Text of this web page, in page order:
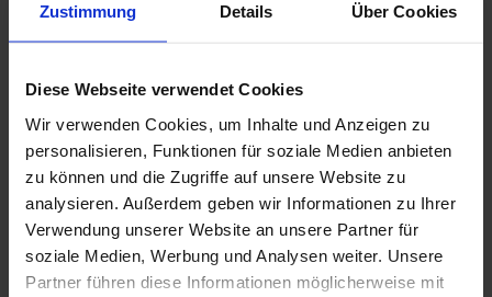
Zustimmung Details Über Cookies
Diese Webseite verwendet Cookies
Wir verwenden Cookies, um Inhalte und Anzeigen zu
personalisieren, Funktionen für soziale Medien anbieten
zu können und die Zugriffe auf unsere Website zu
analysieren. Außerdem geben wir Informationen zu Ihrer
Verwendung unserer Website an unsere Partner für
soziale Medien, Werbung und Analysen weiter. Unsere
Partner führen diese Informationen möglicherweise mit